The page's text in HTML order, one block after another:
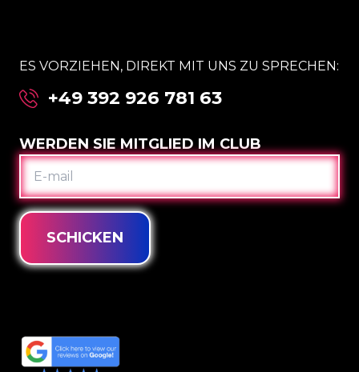
ES VORZIEHEN, DIREKT MIT UNS ZU SPRECHEN:
+49 392 926 781 63
WERDEN SIE MITGLIED IM CLUB
E-
MAIL
SCHICKEN